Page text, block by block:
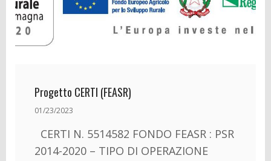
Progetto CERTI (FEASR)
01/23/2023
CERTI N. 5514582 FONDO FEASR : PSR
2014-2020 – TIPO DI OPERAZIONE